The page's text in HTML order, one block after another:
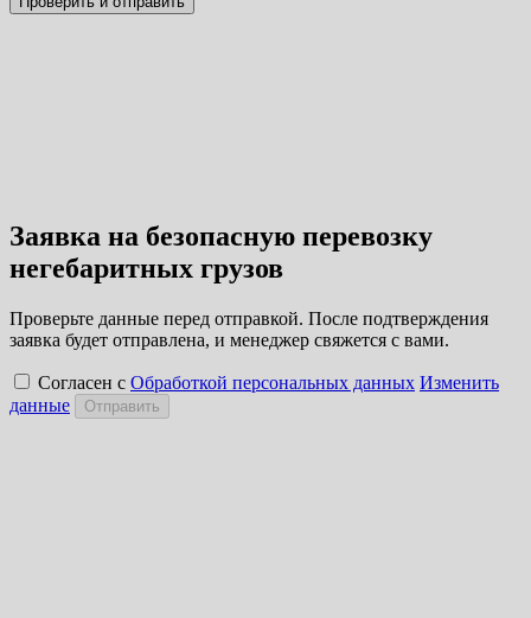
Заявка на безопасную перевозку
негебаритных грузов
Проверьте данные перед отправкой. После подтверждения
заявка будет отправлена, и менеджер свяжется с вами.
Согласен с Обработкой персональных данных Изменить
данные
Отправить